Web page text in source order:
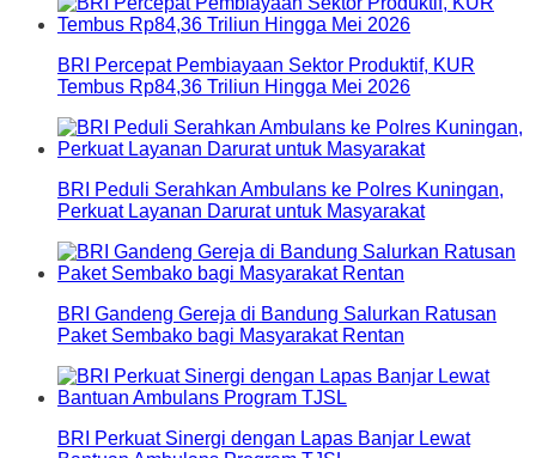
BRI Percepat Pembiayaan Sektor Produktif, KUR
Tembus Rp84,36 Triliun Hingga Mei 2026
BRI Peduli Serahkan Ambulans ke Polres Kuningan,
Perkuat Layanan Darurat untuk Masyarakat
BRI Gandeng Gereja di Bandung Salurkan Ratusan
Paket Sembako bagi Masyarakat Rentan
BRI Perkuat Sinergi dengan Lapas Banjar Lewat